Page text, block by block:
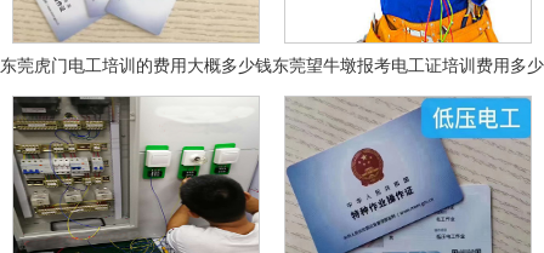
东莞虎门电工培训的费用大概多少钱东莞望牛墩报考电工证培训费用多少
钱